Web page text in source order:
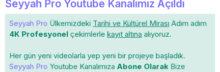
Seyyah Pro Youtube Kanalımız Açıldı
Seyyah Pro Ülkemizdeki Tarihi ve Kültürel Mirası Adım adım
4K Profesyonel çekimlerle kayıt altına alıyoruz.
Her gün yeni videolarla yep yeni bir projeye başladık.
Seyyah Pro Youtube Kanalımıza Abone Olarak Bize